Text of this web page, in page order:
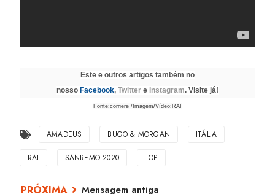
Este e outros artigos também no
nosso Facebook, Twitter e Instagram. Visite já!
Fonte:corriere /Imagem/Vídeo:RAI
AMADEUS BUGO & MORGAN ITÁLIA
RAI SANREMO 2020 TOP
Mensagem antiga